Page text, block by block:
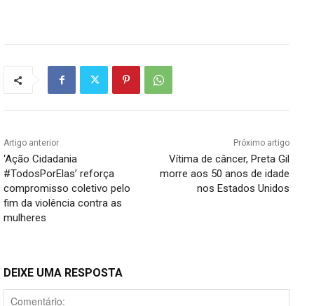
Artigo anterior
‘Ação Cidadania
#TodosPorElas’ reforça
compromisso coletivo pelo
fim da violência contra as
mulheres
Próximo artigo
Vítima de câncer, Preta Gil
morre aos 50 anos de idade
nos Estados Unidos
DEIXE UMA RESPOSTA